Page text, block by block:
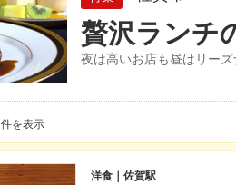
贅沢ランチ
夜は高いお店も昼はリー
件を表示
洋食｜佐賀駅